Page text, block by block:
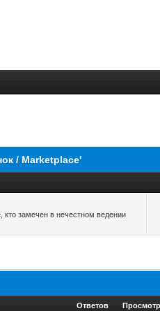
/ Marketplace'
замечен в нечестном ведении
Ответов